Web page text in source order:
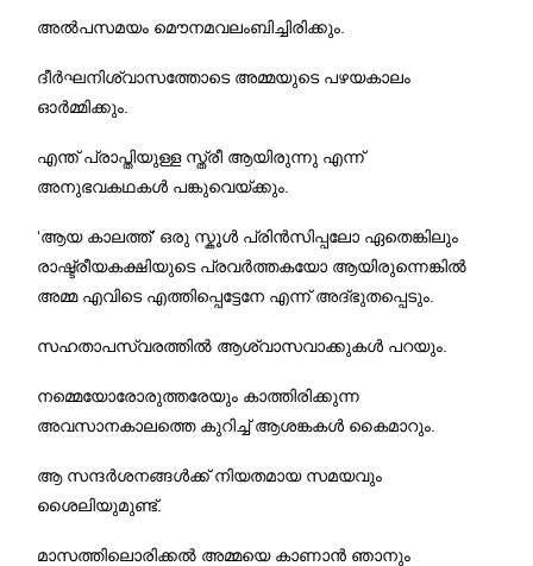
അല്‍പസമയം മൌനമവലംബിച്ചിരിക്കും.
ദീര്‍ഘനിശ്വാസത്തോടെ അമ്മയുടെ പഴയകാലം
ഓര്‍മ്മിക്കും.
എന്ത് പ്രാപ്തിയുള്ള സ്ത്രീ ആയിരുന്നു എന്ന്
അനുഭവകഥകള്‍ പങ്കുവെയ്ക്കും.
‘ആയ കാലത്ത്’ ഒരു സ്കൂള്‍ പ്രിന്‍സിപ്പലോ ഏതെങ്കിലും
രാഷ്ട്രീയകക്ഷിയുടെ പ്രവര്‍ത്തകയോ ആയിരുന്നെങ്കില്‍
അമ്മ എവിടെ എത്തിപ്പെട്ടേനേ എന്ന് അദ്ഭുതപ്പെടും.
സഹതാപസ്വരത്തില്‍ ആശ്വാസവാക്കുകള്‍ പറയും.
നമ്മെയോരോരുത്തരേയും കാത്തിരിക്കുന്ന
അവസാനകാലത്തെ കുറിച്ച് ആശങ്കകള്‍ കൈമാറും.
ആ സന്ദര്‍ശനങ്ങള്‍ക്ക് നിയതമായ സമയവും
ശൈലിയുമുണ്ട്.
മാസത്തിലൊരിക്കല്‍ അമ്മയെ കാണാന്‍ ഞാനും